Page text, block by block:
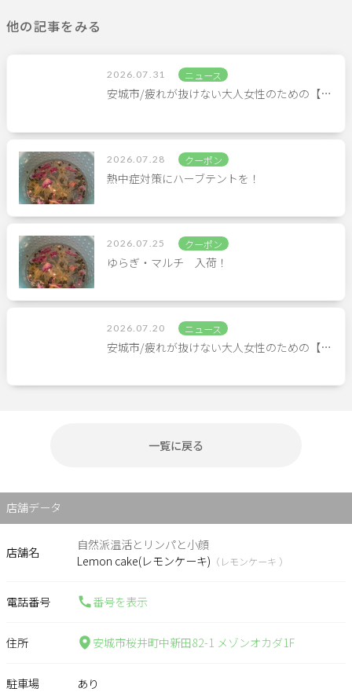
他の記事をみる
2026.07.31 ニュース
安城市/疲れが抜けない大人女性のための【…
2026.07.28 クーポン
熱中症対策にハーブテントを！
2026.07.25 クーポン
ゆらぎ・マルチ 入荷！
2026.07.20 ニュース
安城市/疲れが抜けない大人女性のための【…
一覧に戻る
店舗データ
店舗名
自然派温活とリンパと小顔
Lemon cake(レモンケーキ) （レモンケーキ ）
電話番号 番号を表示
住所 安城市桜井町中新田82-1 メゾンオカダ1F
駐車場 あり